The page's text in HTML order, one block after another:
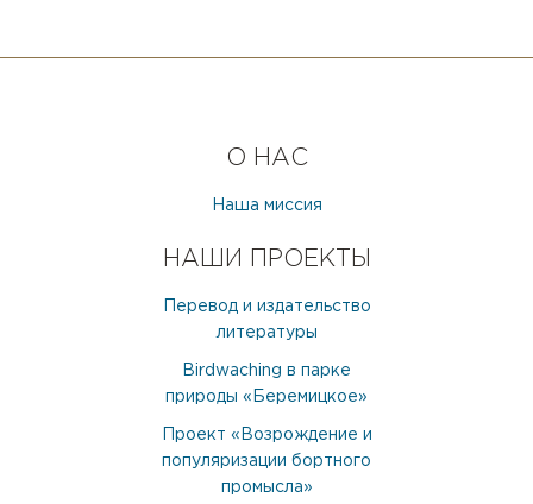
О НАС
Наша миссия
НАШИ ПРОЕКТЫ
Перевод и издательство
литературы
Birdwaching в парке
природы «Беремицкое»
Проект «Возрождение и
популяризации бортного
промысла»